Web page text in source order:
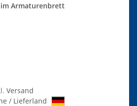
Armaturenbrett
Versand
/ Lieferland